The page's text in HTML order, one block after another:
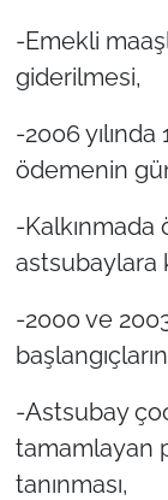
-Emekli
giderilmesi,
-2006
ödemenin
-
astsubaylara
-2000 ve
-Astsubay
tamamlayan
tanınması,
Genel-A
Gündem-